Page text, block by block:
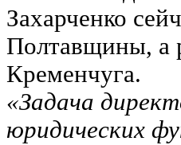
Захарченко
Полтавщины, а
Кременчуга.
«Задача
юридических